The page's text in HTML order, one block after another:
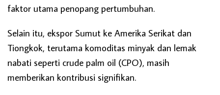
faktor utama penopang pertumbuhan.
Selain itu, ekspor Sumut ke Amerika Serikat dan
Tiongkok, terutama komoditas minyak dan lemak
nabati seperti crude palm oil (CPO), masih
memberikan kontribusi signifikan.